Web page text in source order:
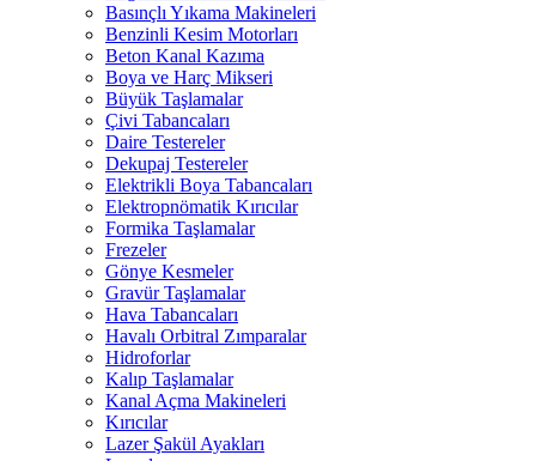
Basınçlı Yıkama Makineleri
Benzinli Kesim Motorları
Beton Kanal Kazıma
Boya ve Harç Mikseri
Büyük Taşlamalar
Çivi Tabancaları
Daire Testereler
Dekupaj Testereler
Elektrikli Boya Tabancaları
Elektropnömatik Kırıcılar
Formika Taşlamalar
Frezeler
Gönye Kesmeler
Gravür Taşlamalar
Hava Tabancaları
Havalı Orbitral Zımparalar
Hidroforlar
Kalıp Taşlamalar
Kanal Açma Makineleri
Kırıcılar
Lazer Şakül Ayakları